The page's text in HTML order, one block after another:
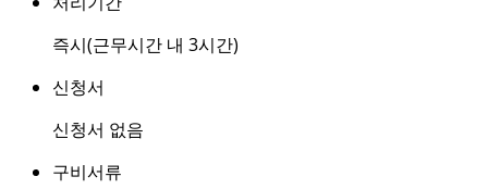
즉시(근무시간 내 3시간)
신청서
신청서 없음
구비서류